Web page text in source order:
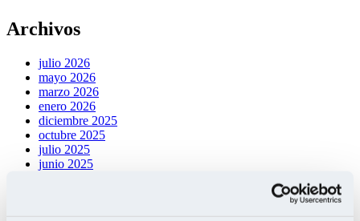
Archivos
julio 2026
mayo 2026
marzo 2026
enero 2026
diciembre 2025
octubre 2025
julio 2025
junio 2025